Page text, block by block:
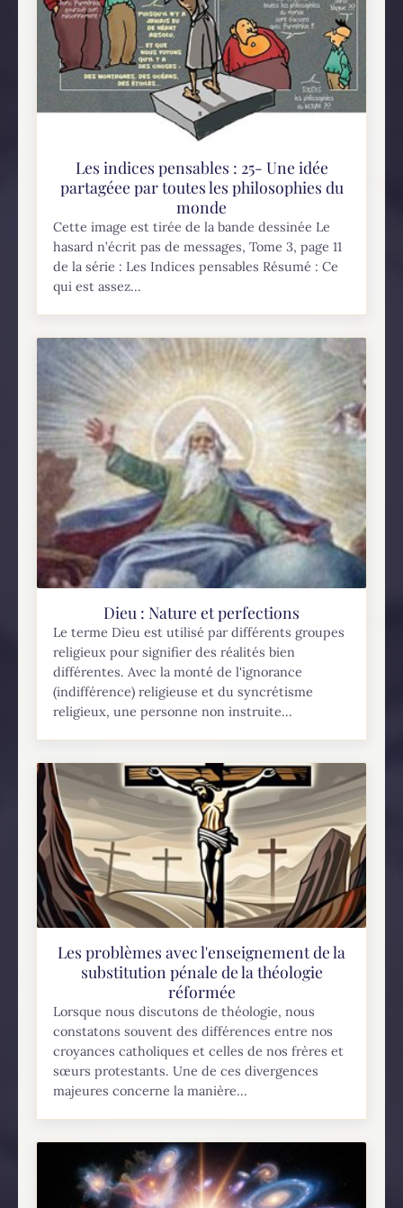
Les indices pensables : 25- Une idée
partagéee par toutes les philosophies du
monde
Cette image est tirée de la bande dessinée Le
hasard n’écrit pas de messages, Tome 3, page 11
de la série : Les Indices pensables Résumé : Ce
qui est assez...
Dieu : Nature et perfections
Le terme Dieu est utilisé par différents groupes
religieux pour signifier des réalités bien
différentes. Avec la monté de l'ignorance
(indifférence) religieuse et du syncrétisme
religieux, une personne non instruite...
Les problèmes avec l'enseignement de la
substitution pénale de la théologie
réformée
Lorsque nous discutons de théologie, nous
constatons souvent des différences entre nos
croyances catholiques et celles de nos frères et
sœurs protestants. Une de ces divergences
majeures concerne la manière...